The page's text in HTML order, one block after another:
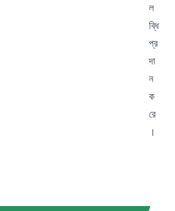
ল
ব্ধি
প্র
দা
ন
ক
রে
।